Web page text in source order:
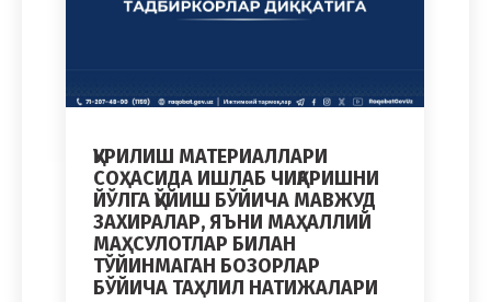
ҚУРИЛИШ МАТЕРИАЛЛАРИ
СОҲАСИДА ИШЛАБ ЧИҚАРИШНИ
ЙЎЛГА ҚЎЙИШ БЎЙИЧА МАВЖУД
ЗАХИРАЛАР, ЯЪНИ МАҲАЛЛИЙ
МАҲСУЛОТЛАР БИЛАН
ТЎЙИНМАГАН БОЗОРЛАР
БЎЙИЧА ТАҲЛИЛ НАТИЖАЛАРИ